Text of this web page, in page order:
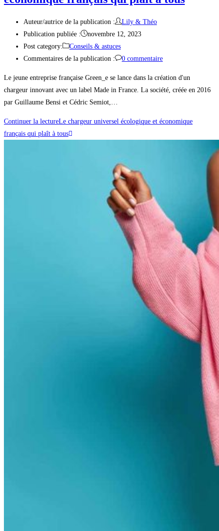
Auteur/autrice de la publication :
Lily & Théo
Publication publiée :
novembre 12, 2023
Post category:
Conseils & astuces
Commentaires de la publication :
0 commentaire
Le jeune entreprise française Green_e se lance dans la création d'un
chargeur innovant avec un label Made in France. La société, créée en 2016
par Guillaume Bensi et Cédric Semiot,…
Continuer la lectureLe chargeur universel écologique et économique
français qui plaît à tous